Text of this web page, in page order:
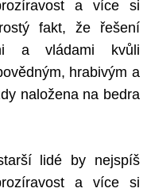
a více si
fakt, že řešení
a vládami kvůli
hrabivým a
naložena na bedra
lidé by nejspíš
a více si